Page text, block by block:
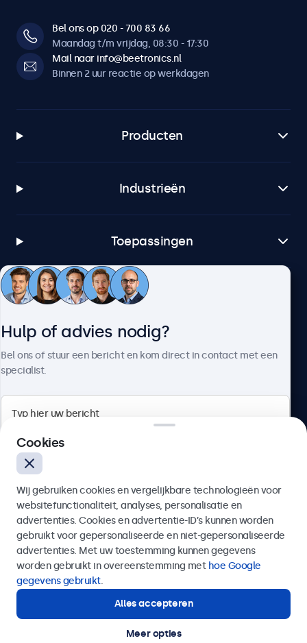
Bel ons op 020 - 700 83 66
Maandag t/m vrijdag, 08:30 - 17:30
Mail naar info@beetronics.nl
Binnen 2 uur reactie op werkdagen
Producten
Industrieën
Toepassingen
Klantenservice
4.8/5 door 5000+ bedrijven
Nederlands
© 2026 Beetronics
Hulp of advies nodig?
Bel ons of stuur een bericht en kom direct in contact met een
specialist.
Verzenden
Of bel ons op
Hulp of advies nodig?
Direct contact met een specialist.
Cookies
Wij gebruiken cookies en vergelijkbare technologieën voor
websitefunctionaliteit, analyses, personalisatie en
advertenties. Cookies en advertentie-ID’s kunnen worden
gebruikt voor gepersonaliseerde en niet-gepersonaliseerde
advertenties. Met uw toestemming kunnen gegevens
worden gebruikt in overeenstemming met hoe Google
gegevens gebruikt.
Alles accepteren
Meer opties